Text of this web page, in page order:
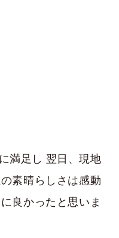
満足し 翌日、現地
素晴らしさは感動
良かったと思いま